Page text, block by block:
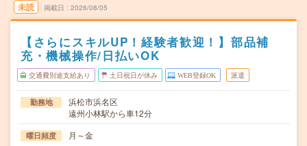
未読 掲載日 2026/08/05
【さらにスキルUP！経験者歓迎！】部品補
充・機械操作/日払いOK
交通費別途支給あり 土日祝日が休み WEB登録OK 派遣
勤務地
浜松市浜名区
遠州小林駅から車12分
曜日頻度 月～金